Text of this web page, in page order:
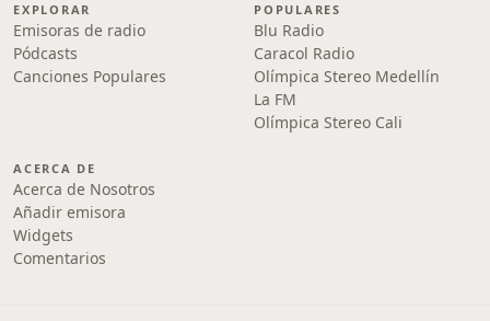
EXPLORAR
Emisoras de radio
Pódcasts
Canciones Populares
POPULARES
Blu Radio
Caracol Radio
Olímpica Stereo Medellín
La FM
Olímpica Stereo Cali
ACERCA DE
Acerca de Nosotros
Añadir emisora
Widgets
Comentarios